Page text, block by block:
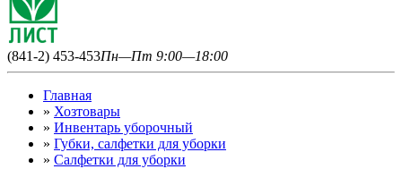
(841-2) 453-453Пн—Пт 9:00—18:00
Главная
» Хозтовары
» Инвентарь уборочный
» Губки, салфетки для уборки
» Салфетки для уборки